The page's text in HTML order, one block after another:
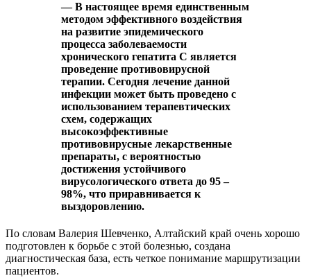
— В настоящее время единственным
методом эффективного воздействия
на развитие эпидемического
процесса заболеваемости
хронического гепатита С является
проведение противовирусной
терапии. Сегодня лечение данной
инфекции может быть проведено с
использованием терапевтических
схем, содержащих
высокоэффективные
противовирусные лекарственные
препараты, с вероятностью
достижения устойчивого
вирусологического ответа до 95 –
98%, что приравнивается к
выздоровлению.
По словам Валерия Шевченко, Алтайский край очень хорошо
подготовлен к борьбе с этой болезнью, создана
диагностическая база, есть четкое понимание маршрутизации
пациентов.